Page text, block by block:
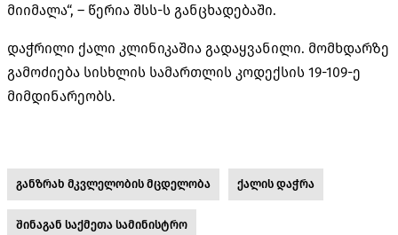
მიიმალა“, – წერია შსს-ს განცხადებაში.
დაჭრილი ქალი კლინიკაშია გადაყვანილი. მომხდარზე
გამოძიება სისხლის სამართლის კოდექსის 19-109-ე
მიმდინარეობს.
განზრახ მკვლელობის მცდელობა ქალის დაჭრა
შინაგან საქმეთა სამინისტრო